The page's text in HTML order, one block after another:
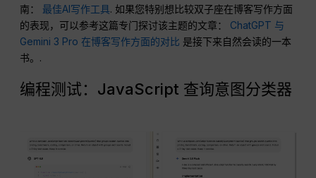
南： 最佳AI写作工具. 如果您特别想比较双子座在博客写作方面
的表现，可以参考这篇专门探讨该主题的文章： ChatGPT 与
Gemini 3 Pro 在博客写作方面的对比 是接下来自然会读的一本
书。.
编程测试：JavaScript 查询意图分类器